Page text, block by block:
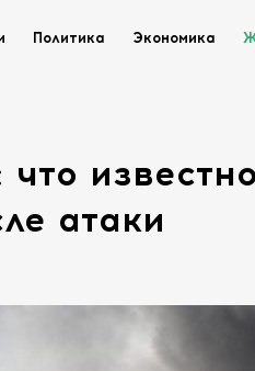
Политика Экономика
атаки